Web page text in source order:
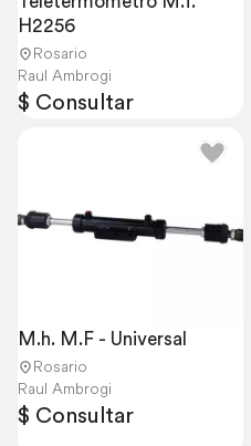
H2256
Rosario
Raul Ambrogi
$ Consultar
M.h. M.F - Universal
Rosario
Raul Ambrogi
$ Consultar